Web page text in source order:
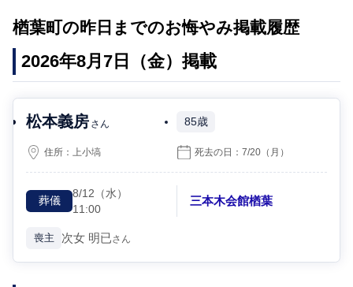
楢葉町の昨日までのお悔やみ掲載履歴
2026年8月7日（金）掲載
松本義房 さん 85歳
住所：上小塙 死去の日：7/20 （月）
葬儀
8/12 （水）
11:00
三本木会館楢葉
喪主 次女 明已さん